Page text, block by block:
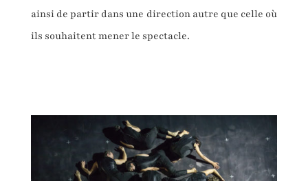
ainsi de partir dans une direction autre que celle où
ils souhaitent mener le spectacle.